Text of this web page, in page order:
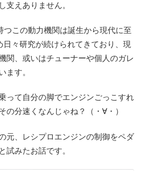
支えありません。
つこの動力機関は誕生から現代に至
日々研究が続けられてきており、現
関、或いはチューナーや個人のガレ
ます。
って自分の脚でエンジンごっこすれ
の分速くなんじゃね？（・∀・）
元、レシプロエンジンの制御をペダ
試みたお話です。